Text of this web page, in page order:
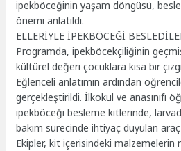
ipekböceğinin yaşam döngüsü,
önemi anlatıldı.
ELLERİYLE İPEKBÖCEĞİ
Programda, ipekböcekçiliğinin
kültürel değeri çocuklara kısa bir
Eğlenceli anlatımın ardından
gerçekleştirildi. İlkokul ve anasınıfı
ipekböceği besleme kitlerinde,
bakım sürecinde ihtiyaç duyulan
Ekipler, kit içerisindeki malzemelerin